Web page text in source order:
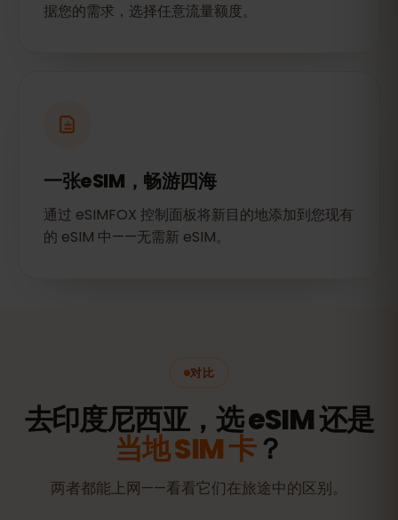
据您的需求，选择任意流量额度。
一张eSIM，畅游四海
通过 eSIMFOX 控制面板将新目的地添加到您现有
的 eSIM 中——无需新 eSIM。
对比
去印度尼西亚，选 eSIM 还是
当地 SIM 卡？
两者都能上网——看看它们在旅途中的区别。